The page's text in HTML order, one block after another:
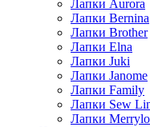
Лапки Aurora
Лапки Bernina
Лапки Brother
Лапки Elna
Лапки Juki
Лапки Janome
Лапки Family
Лапки Sew
Лапки